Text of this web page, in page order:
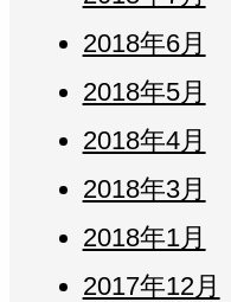
2018年6月
2018年5月
2018年4月
2018年3月
2018年1月
2017年12月